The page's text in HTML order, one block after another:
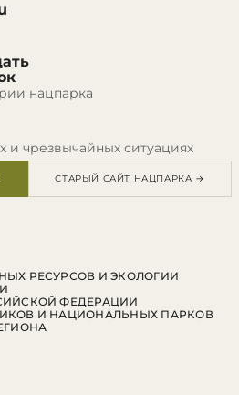
нацпарка
и чрезвычайных ситуациях
СТАРЫЙ САЙТ НАЦПАРКА →
РЕСУРСОВ И ЭКОЛОГИИ
ФЕДЕРАЦИИ
И НАЦИОНАЛЬНЫХ ПАРКОВ